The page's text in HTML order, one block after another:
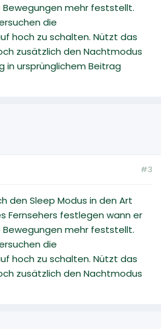
mehr feststellt.
die
hoch zu schalten. Nützt das
zusätzlich den Nachtmodus
in ursprünglichem Beitrag
#3
den Sleep Modus in den Art
Fernsehers festlegen wann er
mehr feststellt.
die
hoch zu schalten. Nützt das
zusätzlich den Nachtmodus